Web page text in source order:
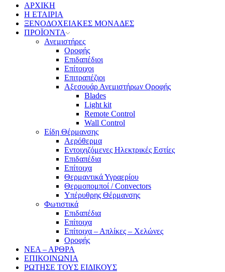
ΑΡΧΙΚΗ
Η ΕΤΑΙΡΙΑ
ΞΕΝΟΔΟΧΕΙΑΚΕΣ ΜΟΝΑΔΕΣ
ΠΡΟΪΟΝΤΑ
Ανεμιστήρες
Οροφής
Επιδαπέδιοι
Επίτοιχοι
Επιτραπέζιοι
Αξεσουάρ Ανεμιστήρων Οροφής
Blades
Light kit
Remote Control
Wall Control
Είδη Θέρμανσης
Αερόθερμα
Εντοιχιζόμενες Ηλεκτρικές Εστίες
Επιδαπέδια
Επίτοιχα
Θερμαντικά Υγραερίου
Θερμοπομποί / Convectors
Υπέρυθρης Θέρμανσης
Φωτιστικά
Επιδαπέδια
Επίτοιχα
Επίτοιχα – Απλίκες – Χελώνες
Οροφής
ΝΕΑ – ΑΡΘΡΑ
ΕΠΙΚΟΙΝΩΝΙΑ
ΡΩΤΗΣΕ ΤΟΥΣ ΕΙΔΙΚΟΥΣ